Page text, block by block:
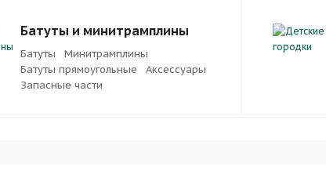
Батуты и минитрамплины
Батуты
Минитрамплины
Батуты прямоугольные
Аксессуары
Запасные части